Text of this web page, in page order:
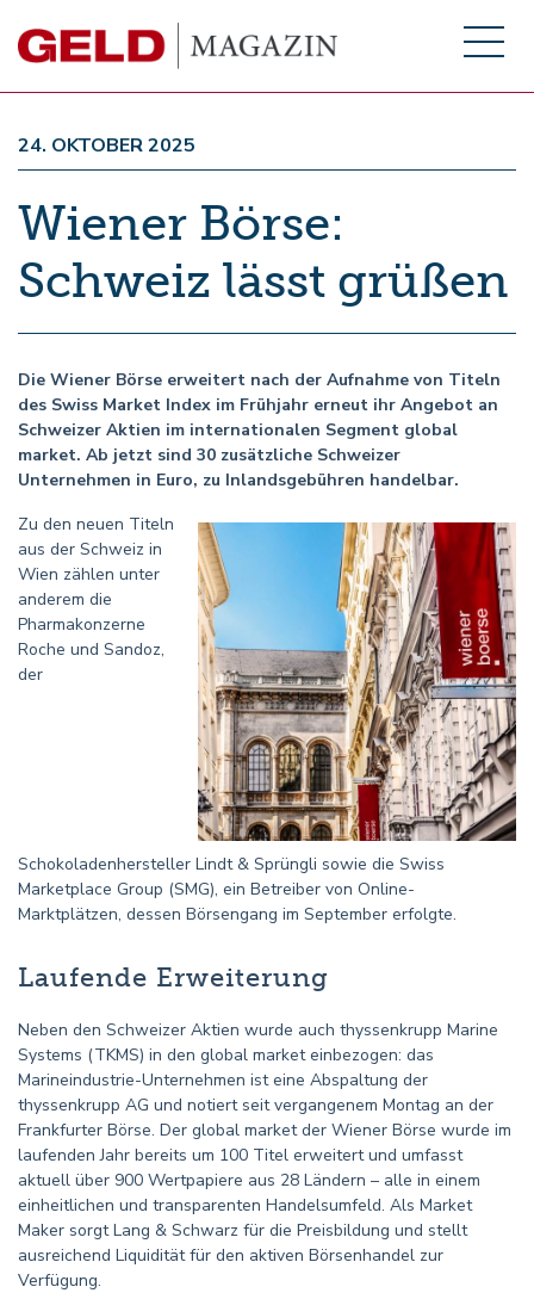
24. OKTOBER 2025
Wiener Börse:
Schweiz lässt grüßen
Die Wiener Börse erweitert nach der Aufnahme von Titeln
des Swiss Market Index im Frühjahr erneut ihr Angebot an
Schweizer Aktien im internationalen Segment global
market. Ab jetzt sind 30 zusätzliche Schweizer
Unternehmen in Euro, zu Inlandsgebühren handelbar.
Zu den neuen Titeln
aus der Schweiz in
Wien zählen unter
anderem die
Pharmakonzerne
Roche und Sandoz,
der
Schokoladenhersteller Lindt & Sprüngli sowie die Swiss
Marketplace Group (SMG), ein Betreiber von Online-
Marktplätzen, dessen Börsengang im September erfolgte.
Laufende Erweiterung
Neben den Schweizer Aktien wurde auch thyssenkrupp Marine
Systems (TKMS) in den global market einbezogen: das
Marineindustrie-Unternehmen ist eine Abspaltung der
thyssenkrupp AG und notiert seit vergangenem Montag an der
Frankfurter Börse. Der global market der Wiener Börse wurde im
laufenden Jahr bereits um 100 Titel erweitert und umfasst
aktuell über 900 Wertpapiere aus 28 Ländern – alle in einem
einheitlichen und transparenten Handelsumfeld. Als Market
Maker sorgt Lang & Schwarz für die Preisbildung und stellt
ausreichend Liquidität für den aktiven Börsenhandel zur
Verfügung.